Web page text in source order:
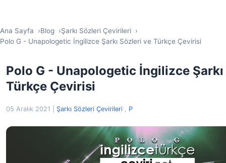
Ana Sayfa Blog
Şarkı Sözleri Çevirileri
Polo G - Unapologetic İngilizce Şarkı Sözleri ve Türkçe Çevirisi
Polo G - Unapologetic İngilizce
Türkçe Çevirisi
05 Aralık 2021 Şarkı Sözleri Çevirileri , P